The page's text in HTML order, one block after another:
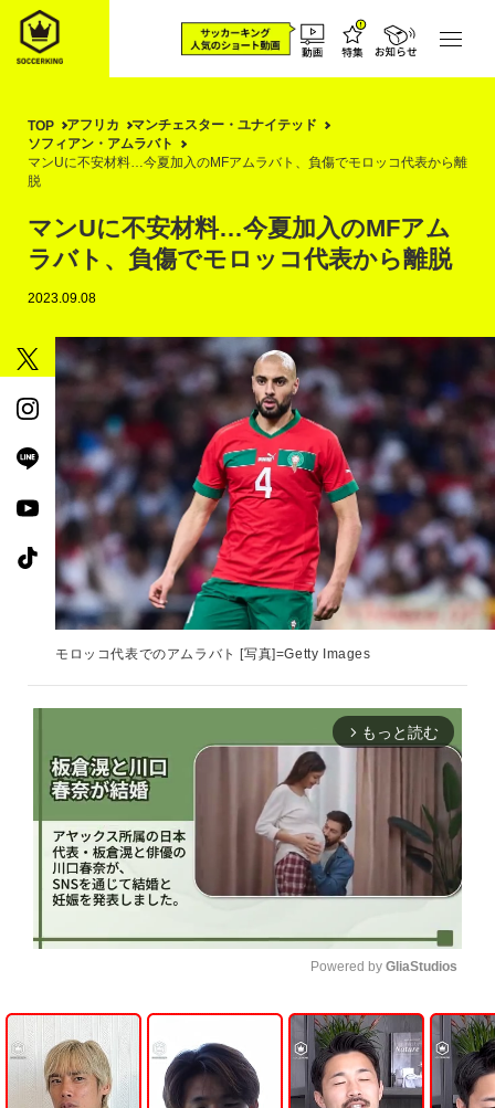
TOP アフリカ
マンチェスター・ユナイテッド
ソフィアン・アムラバト
マンUに不安材料…今夏加入のMFアムラバト、負傷でモロッコ代表から離
脱
マンUに不安材料…今夏加入のMFアム
ラバト、負傷でモロッコ代表から離脱
2023.09.08
モロッコ代表でのアムラバト [写真]=Getty Images
arrow_forward_ios もっと読む
U
n
m
u
t
Powered by GliaStudios